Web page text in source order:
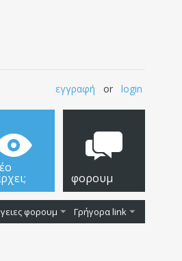
εγγραφή or login
φορουμ
φορουμ Γρήγορα link